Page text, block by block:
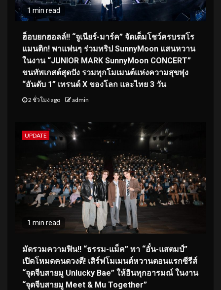
1 min read
ฮ็อบยกฮอลล์!! “จูเนียร์-มาร์ค” จัดเต็มโชว์ครบรสโร
แมนติก! พาแฟนๆ ร่วมทริป SunnyMoon แสนหวาน
ในงาน “JUNIOR MARK SunnyMoon CONCERT”
ขนทัพเกสต์สุดปัง รวมทุกโมเมนต์แห่งความสุขพุ่ง
“อันดับ 1” เทรนด์ X ของโลก และไทย 3 วัน
2 ชั่วโมง ago admin
UPDATE
1 min read
มัดรวมความฟิน!! “ธรรม-แม็ค” พา “อั๋น-แสตมป์”
เปิดโหมดคนดวงดี! เสิร์ฟโมเมนต์หวานตอนแรกซีรีส์
“จุดจีบสายมู Unlucky Bae” ให้อินทุกอารมณ์ ในงาน
“จุดจีบสายมู Meet & Mu Together”